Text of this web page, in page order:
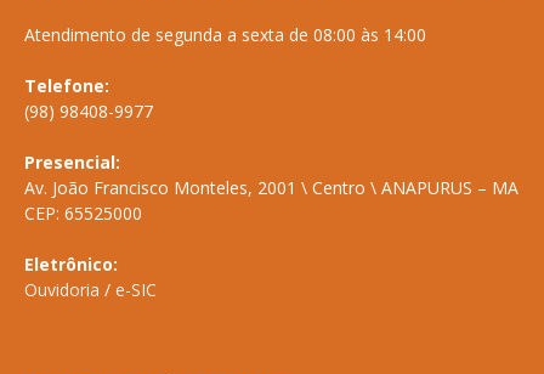
Atendimento de segunda a sexta de 08:00 às 14:00
Telefone:
(98) 98408-9977
Presencial:
Av. João Francisco Monteles, 2001 \ Centro \ ANAPURUS – MA
CEP: 65525000
Eletrônico:
Ouvidoria / e-SIC